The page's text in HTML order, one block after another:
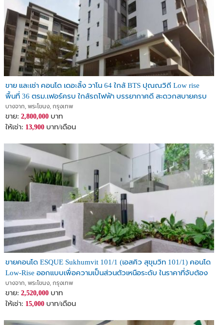
- Big C บางนา • 3.3 กม.
- Seacon Square • 6.4 กม.
- Paradise Park • 3.3 กม.
- Central Bangna • 3.3 กม.
- Bangkok Mall (กำลังพัฒนา) • 3 กม.
- โรงเรียนนานาชาติกลอรี่สิงคโปร์ • 0.5 กม.
- โรงเรียนนานาชาติบางกอกพัฒนา • 5-6 กม.
- รพ.ไทยนครินทร์
- รพ.ศิครินทร์
- รพ.กล้วยน้ำไท 2
ทำเลและการเดินทาง Travel:
และอ่อนนุช รวมถึงใกล้จุดขึ้น-ลงทางด่วนเฉลิมมหานคร ใกล้ทางด่วน
เฉลิมมหานคร และทางด่วนรามอินทรา-อาจณรงค์
- มี Shuttle Bus รับ-ส่งระหว่างโครงการถึง BTS ปุณณวิถี
- มีรถสองแถวบริการในซอยผ่านหน้าคอนโดถึงเส้นสุขุมวิท
- ใกล้ BTS สายสีเขียว สถานีปุณณวิถีและอุดมสุข ใกล้ MRT สายสี
เหลือง สถานี ศรีอุดม
#ตำแหน่งที่ตั้ง >>> พิกัด Google Maps : 13.684995, 100.621768
สถานที่ตั้ง 5 ซอยวชิรธรรมสาธิต 25 ถนนสุขุมวิท 101/1 แขวงบางจาก
เขตพระโขนง กทม 10260, Bangkok, Thailand, 10260
https://maps.app.goo.gl/VxdtTD5vV6GU5MhdA
*** ราคาขายเริ่มต้น 2,340,000 บาท ***
*** ราคาเช่าเริ่มต้น 15,000 บาท ***
ติดต่อ Estate Corner One
โทร. 064-165-0598, 063-997-9229
ขาย และเช่า คอนโด เดอะลิ้ง วาโน 64 ใกล้ BTS ปุณณวิถี Low rise
พื้นที่ 36 ตรม.เฟอร์ครบ ใกล้รถไฟฟ้า บรรยากาศดี สะดวกสบายครบ
ครัน
บางจาก, พระโขนง, กรุงเทพ
ขาย: 2,800,000 บาท
ให้เช่า: 13,900 บาท/เดือน
ขายคอนโด ESQUE Sukhumvit 101/1 (เอสคิว สุขุมวิท 101/1) คอนโด
Low-Rise ออกแบบเพื่อความเป็นส่วนตัวเหนือระดับ ในราคาที่จับต้อง
ได้ (ไม่มีห้องฝั่งตรงข้าม)
บางจาก, พระโขนง, กรุงเทพ
ขาย: 2,520,000 บาท
ให้เช่า: 15,000 บาท/เดือน